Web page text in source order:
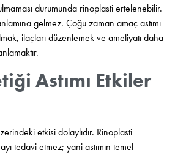
durumunda rinoplasti ertelenebilir.
gelmez. Çoğu zaman amaç astımı
ilaçları düzenlemek ve ameliyatı daha
Astımı Etkiler
etkisi dolaylıdır. Rinoplasti
tedavi etmez; yani astımın temel